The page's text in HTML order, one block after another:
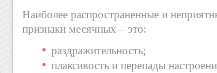
Наиболее распространенные и
признаки месячных – это:
раздражительность;
плаксивость и перепады